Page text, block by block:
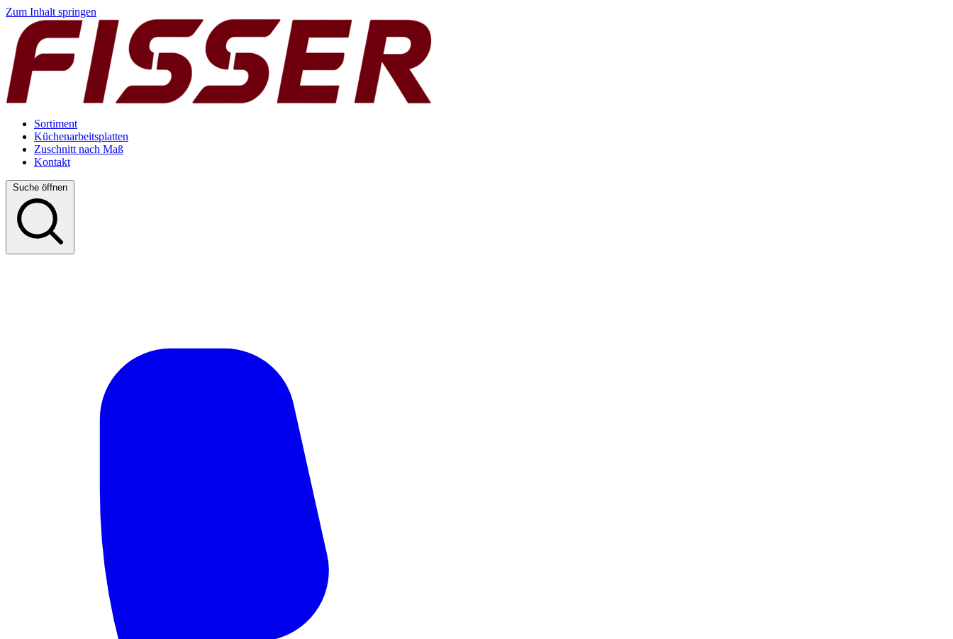
Zum Inhalt springen
Sortiment
Küchenarbeitsplatten
Zuschnitt nach Maß
Kontakt
Suche öffnen